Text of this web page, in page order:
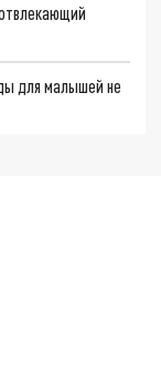
для малышей не